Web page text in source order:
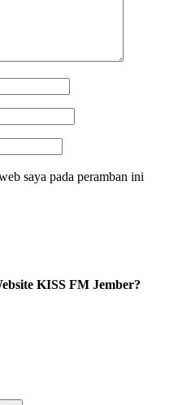
saya pada peramban ini
KISS FM Jember?